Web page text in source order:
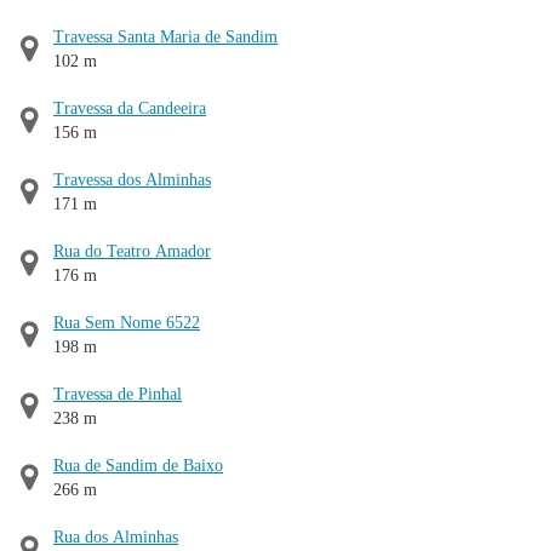
Travessa Santa Maria de Sandim
102 m
Travessa da Candeeira
156 m
Travessa dos Alminhas
171 m
Rua do Teatro Amador
176 m
Rua Sem Nome 6522
198 m
Travessa de Pinhal
238 m
Rua de Sandim de Baixo
266 m
Rua dos Alminhas